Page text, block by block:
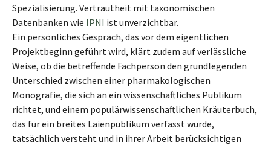
Spezialisierung. Vertrautheit mit taxonomischen
Datenbanken wie IPNI ist unverzichtbar.
Ein persönliches Gespräch, das vor dem eigentlichen
Projektbeginn geführt wird, klärt zudem auf verlässliche
Weise, ob die betreffende Fachperson den grundlegenden
Unterschied zwischen einer pharmakologischen
Monografie, die sich an ein wissenschaftliches Publikum
richtet, und einem populärwissenschaftlichen Kräuterbuch,
das für ein breites Laienpublikum verfasst wurde,
tatsächlich versteht und in ihrer Arbeit berücksichtigen